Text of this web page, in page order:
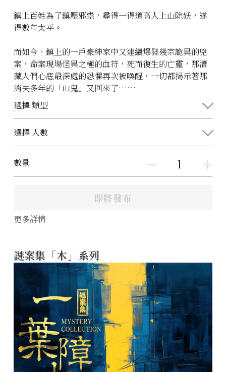
鎮上百姓為了鎮壓邪祟，尋得一得道高人上山除妖，遂
得數年太平。
而如今，鎮上的一戶豪紳家中又連續爆發幾宗詭異的兇
案，命案現場怪異之極的血符，死而復生的亡靈，那潛
藏人們心底最深處的恐懼再次被喚醒，一切都揭示著那
消失多年的「山鬼」又回來了……
選擇 類型
選擇 人數
數量
即將發布
更多詳情
謎案集「木」系列